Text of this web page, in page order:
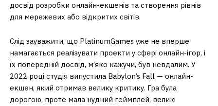
досвід розробки онлайн-екшенів та створення рівнів
для мережевих або відкритих світів.
Слід зауважити, що PlatinumGames уже не вперше
намагається реалізувати проекти у сфері онлайн-ігор, і
їх попередній досвід, м’яко кажучи, був невдалим. У
2022 році студія випустила Babylon’s Fall — онлайн-
екшен, який отримав велику критику. Гра була
дорогою, проте мала нудний геймплей, великі